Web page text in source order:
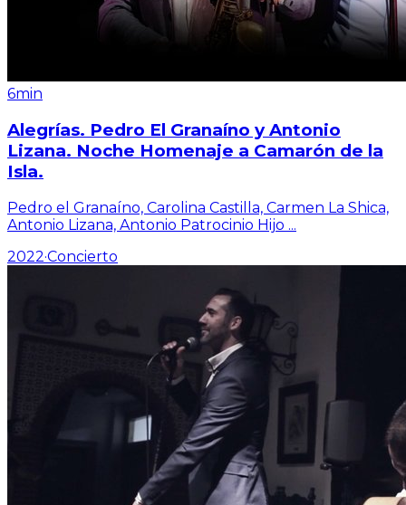
6min
Alegrías. Pedro El Granaíno y Antonio
Lizana. Noche Homenaje a Camarón de la
Isla.
Pedro el Granaíno, Carolina Castilla, Carmen La Shica,
Antonio Lizana, Antonio Patrocinio Hijo ...
2022·Concierto